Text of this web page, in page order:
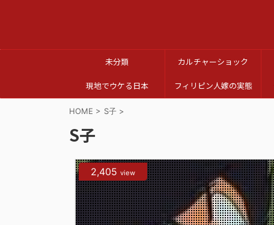
未分類 カルチャーショック
現地でウケる日本 フィリピン人嫁の実態
HOME > S子 >
S子
2,405 view